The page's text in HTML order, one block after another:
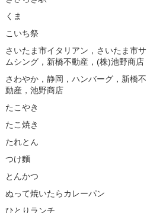
くま
こいち祭
さいたま市イタリアン，さいたま市サ
ムシング，新橋不動産，(株)池野商店
さわやか，静岡，ハンバーグ，新橋不
動産，池野商店
たこやき
たこ焼き
たれとん
つけ麵
とんかつ
ぬって焼いたらカレーパン
ひとりランチ